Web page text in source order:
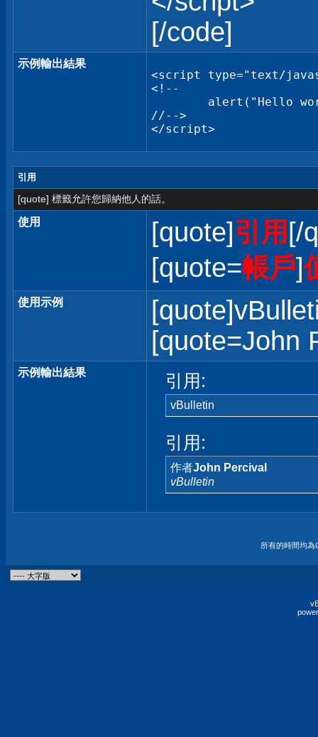
[/code]
示例輸出結果
<script type="text/
<!--
//-->
</script>
引用
[quote] 標籤允許您歸納他人的話。
使用 [quote] 引用 [/
[quote=帳戶]
使用示例
[quote=John
示例輸出結果 引用:
vBulletin
引用:
作者John Percival
vBulletin
所有的時間均為